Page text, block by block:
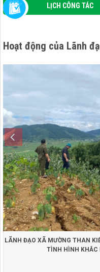
LỊCH CÔNG TÁC
Hoạt động của Lãnh
LÃNH ĐẠO XÃ MƯỜNG THAN
TÌNH HÌNH KHẮC